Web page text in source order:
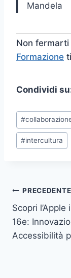
Mandela
Non fermarti
Formazione
Condividi
Tag
articolo:
#
#intercultura
articoli
PRECEDENTE
Scopri l’Apple
16e:
Accessibilità